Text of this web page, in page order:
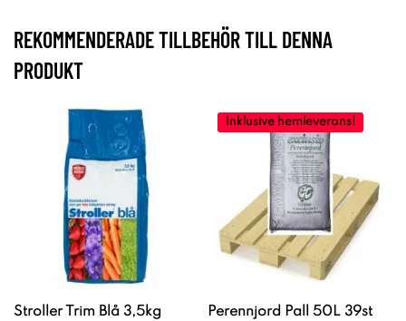
REKOMMENDERADE TILLBEHÖR TILL DENNA
PRODUKT
Stroller Trim Blå 3,5kg
Inklusive hemleverans!
Perennjord Pall 50L 39st